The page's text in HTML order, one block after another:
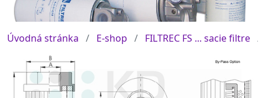
Úvodná stránka E-shop FILTREC FS ... sacie filtre